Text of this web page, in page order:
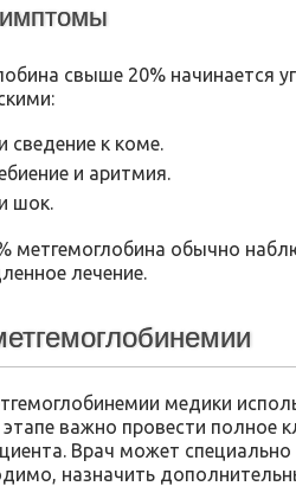
свыше 20% начинается
к коме.
и аритмия.
шок.
метгемоглобина обычно
лечение.
медики
важно провести полное
Врач может
назначить